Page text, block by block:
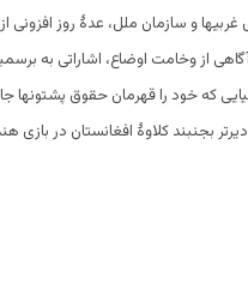
غربیها و سازمان ملل، عدۀ روز
آگاهی از وخامت اوضاع، اشاراتی به
که خود را قهرمان حقوق پشتونها
بجنبند کلاوۀ افغانستان در بازی